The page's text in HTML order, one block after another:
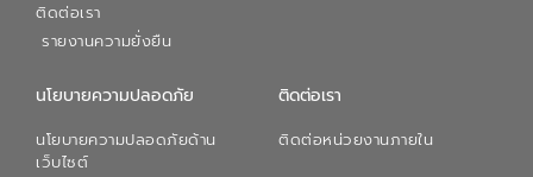
ติดต่อเรา
รายงานความยั่งยืน
นโยบายความปลอดภัย
นโยบายความปลอดภัยด้าน
เว็บไซต์
ติดต่อเรา
ติดต่อหน่วยงานภายใน